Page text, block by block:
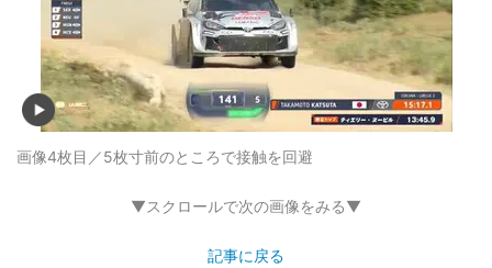
画像4枚目／5枚寸前のところで接触を回避
▼スクロールで次の画像をみる▼
記事に戻る